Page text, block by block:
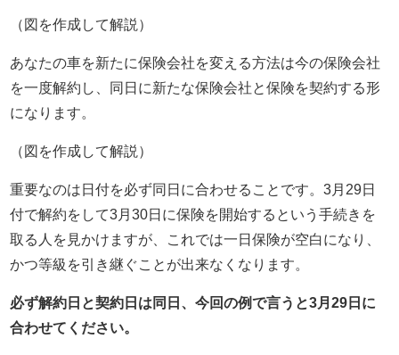
（図を作成して解説）
あなたの車を新たに保険会社を変える方法は今の保険会社
を一度解約し、同日に新たな保険会社と保険を契約する形
になります。
（図を作成して解説）
重要なのは日付を必ず同日に合わせることです。3月29日
付で解約をして3月30日に保険を開始するという手続きを
取る人を見かけますが、これでは一日保険が空白になり、
かつ等級を引き継ぐことが出来なくなります。
必ず解約日と契約日は同日、今回の例で言うと3月29日に
合わせてください。